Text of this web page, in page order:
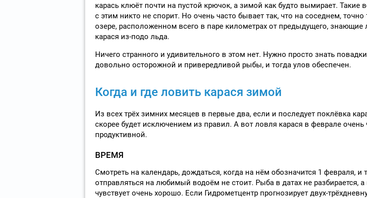
карась клюёт почти на пустой крючок, а зимой как будто вымирает. Такие
с этим никто не спорит. Но очень часто бывает так, что на соседнем,
озере, расположенном всего в паре километрах от предыдущего, знающие
карася из-подо льда.
Ничего странного и удивительного в этом нет. Нужно просто знать
довольно осторожной и привередливой рыбы, и тогда улов обеспечен.
Когда и где ловить карася зимой
Из всех трёх зимних месяцев в первые два, если и последует поклёвка
скорее будет исключением из правил. А вот ловля карася в феврале очень
продуктивной.
ВРЕМЯ
Смотреть на календарь, дождаться, когда на нём обозначится 1 февраля, и
отправляться на любимый водоём не стоит. Рыба в датах не разбирается, а
чувствует очень хорошо. Если Гидрометцентр прогнозирует двух-